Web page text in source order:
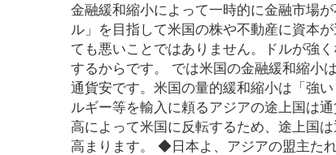
金融緩和縮小によって一時的に金融市場
ル」を目指して米国の株や不動産に資本
ても悪いことではありません。ドルが強
するからです。 では米国の金融緩和縮小
通貨安です。米国の量的緩和縮小は「強
ルギー等を輸入に頼るアジアの途上国は
高によって米国に反転するため、途上国
高まります。 ◆日本よ、アジアの盟主た